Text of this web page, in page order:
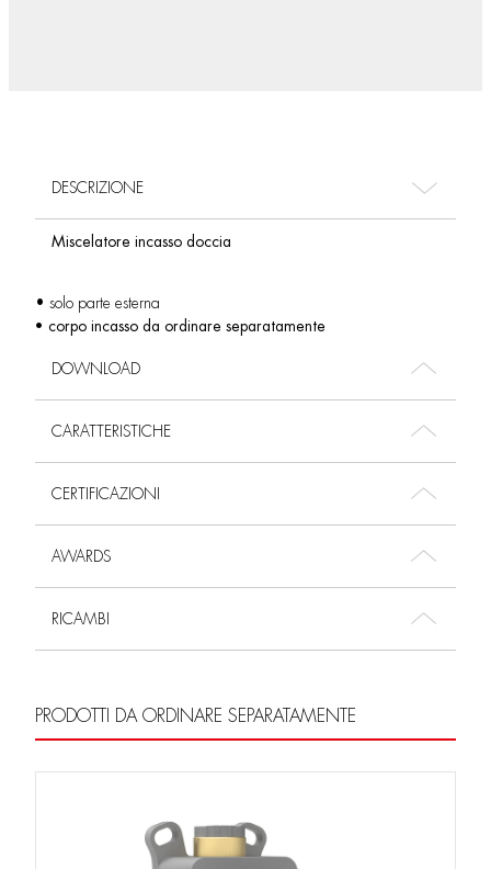
DESCRIZIONE
Miscelatore incasso doccia
• solo parte esterna
• corpo incasso da ordinare separatamente
DOWNLOAD
CARATTERISTICHE
CERTIFICAZIONI
AWARDS
RICAMBI
PRODOTTI DA ORDINARE SEPARATAMENTE